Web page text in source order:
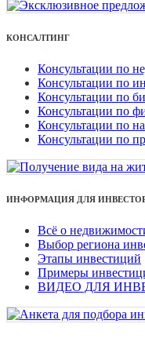
КОНСАЛТИНГ
Консультации по
Консультации по
Консультации по
Консультации по
Консультации по
Консультации по
ИНФОРМАЦИЯ ДЛЯ
Всё о
Выбор региона
Этапы инвестиций
Примеры
ВИДЕО ДЛЯ